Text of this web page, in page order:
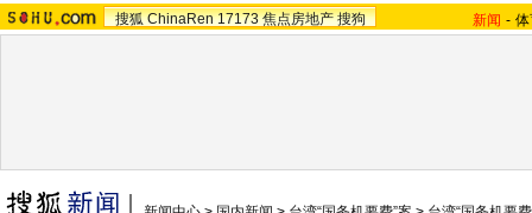
搜狐 ChinaRen 17173 焦点房地产 搜狗 新闻 -